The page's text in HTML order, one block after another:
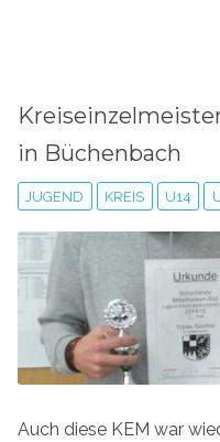
in Büchenbach
JUGEND KREIS U14
Auch diese KEM war